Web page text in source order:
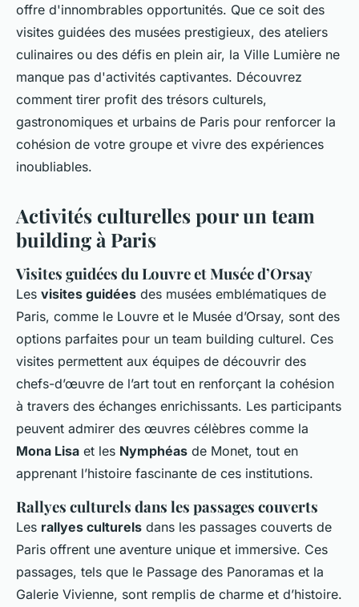
offre d'innombrables opportunités. Que ce soit des
visites guidées des musées prestigieux, des ateliers
culinaires ou des défis en plein air, la Ville Lumière ne
manque pas d'activités captivantes. Découvrez
comment tirer profit des trésors culturels,
gastronomiques et urbains de Paris pour renforcer la
cohésion de votre groupe et vivre des expériences
inoubliables.
Activités culturelles pour un team
building à Paris
Visites guidées du Louvre et Musée d’Orsay
Les visites guidées des musées emblématiques de
Paris, comme le Louvre et le Musée d’Orsay, sont des
options parfaites pour un team building culturel. Ces
visites permettent aux équipes de découvrir des
chefs-d’œuvre de l’art tout en renforçant la cohésion
à travers des échanges enrichissants. Les participants
peuvent admirer des œuvres célèbres comme la
Mona Lisa et les Nymphéas de Monet, tout en
apprenant l’histoire fascinante de ces institutions.
Rallyes culturels dans les passages couverts
Les rallyes culturels dans les passages couverts de
Paris offrent une aventure unique et immersive. Ces
passages, tels que le Passage des Panoramas et la
Galerie Vivienne, sont remplis de charme et d’histoire.